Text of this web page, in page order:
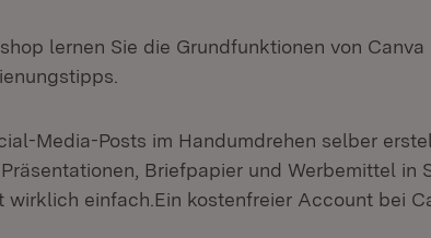
lernen Sie die Grundfunktionen von Canva
Media-Posts im Handumdrehen selber
Briefpapier und Werbemittel in
wirklich einfach.Ein kostenfreier Account bei